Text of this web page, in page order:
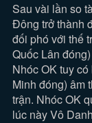
Sau vài lần so
Đông trở thành
đối phó với thế
Quốc Lân
Nhóc OK tuy
Minh đóng) âm
trận. Nhóc OK
lúc này Vô